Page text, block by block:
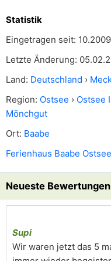
Statistik
Eingetragen seit: 10.2009
Letzte Änderung:
Land: Deutschland ›
Region: Ostsee › Ostsee
Mönchgut
Ort: Baabe
Ferienhaus Baabe Ostsee
Neueste Bewertungen
Supi
Wir waren jetzt das 5